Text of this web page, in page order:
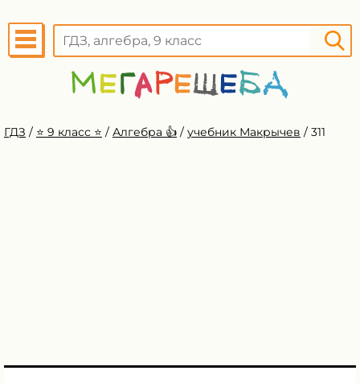
ГДЗ / ⭐️ 9 класс ⭐️ / Алгебра 👍 / учебник Макрычев / 311